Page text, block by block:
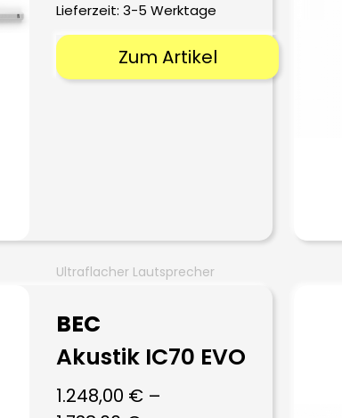
Lieferzeit: 3-5 Werktage
Zum Artikel
Ultraflacher Lautsprecher
BEC
Akustik IC70 EVO
1.248,00 € –